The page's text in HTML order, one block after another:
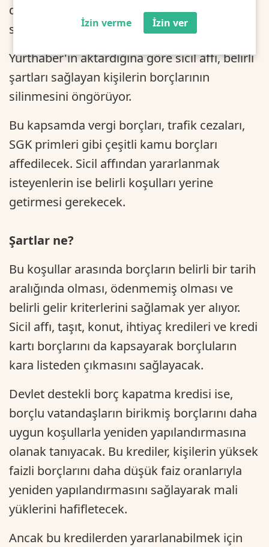
İzin verme İzin ver
destekli borç kapatma kredisi ile borçlar
silinecek.
Yurthaber'in aktardığına göre sicil affı, belirli
şartları sağlayan kişilerin borçlarının
silinmesini öngörüyor.
Bu kapsamda vergi borçları, trafik cezaları,
SGK primleri gibi çeşitli kamu borçları
affedilecek. Sicil affından yararlanmak
isteyenlerin ise belirli koşulları yerine
getirmesi gerekecek.
Şartlar ne?
Bu koşullar arasında borçların belirli bir tarih
aralığında olması, ödenmemiş olması ve
belirli gelir kriterlerini sağlamak yer alıyor.
Sicil affı, taşıt, konut, ihtiyaç kredileri ve kredi
kartı borçlarını da kapsayarak borçluların
kara listeden çıkmasını sağlayacak.
Devlet destekli borç kapatma kredisi ise,
borçlu vatandaşların birikmiş borçlarını daha
uygun koşullarla yeniden yapılandırmasına
olanak tanıyacak. Bu krediler, kişilerin yüksek
faizli borçlarını daha düşük faiz oranlarıyla
yeniden yapılandırmasını sağlayarak mali
yüklerini hafifletecek.
Ancak bu kredilerden yararlanabilmek için